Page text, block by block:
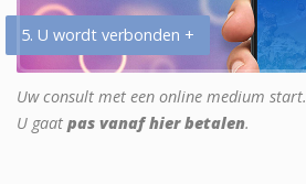
5. U wordt verbonden +
Uw consult met een online medium start.
U gaat pas vanaf hier betalen.